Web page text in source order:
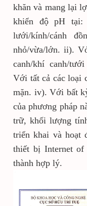
khăn và mang lại
khiển độ pH tại:
lưới/kính/cánh
nhỏ/vừa/lớn. ii).
canh/khí canh/
Với tất cả các loại
mặn. iv). Với bất
của phương pháp
trữ, khối lượng
triển khai và hoạt
thiết bị Internet of
thành hợp lý.